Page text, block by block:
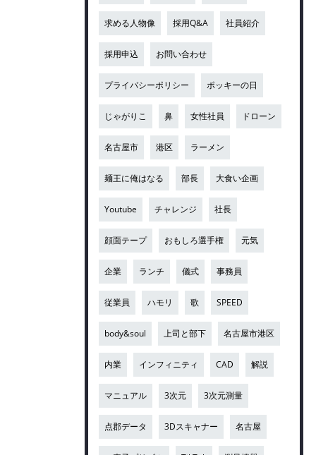
求める人物像 採用Q&A 社員紹介
採用申込 お問い合わせ
プライバシーポリシー ポッキーの日
じゃがりこ 鼻 女性社員 ドローン
名古屋市 港区 ラーメン
麺王に俺はなる 部長 大食い企画
Youtube チャレンジ 社長
顔面テープ おもしろ選手権 元気
企業 ランチ 儀式 事務員
従業員 ハモリ 歌 SPEED
body&soul 上司と部下 名古屋市港区
内業 インフィニティ CAD 解説
マニュアル 3次元 3次元測量
点郡データ 3Dスキャナー 名古屋